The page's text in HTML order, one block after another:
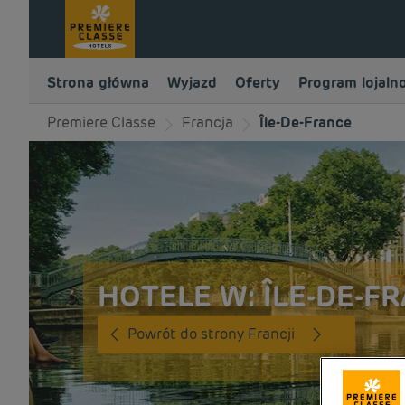
Strona główna Wyjazd Oferty Program
Premiere Classe Francja Île-De-France
HOTELE W: ÎLE-DE-
Powrót do strony Francji